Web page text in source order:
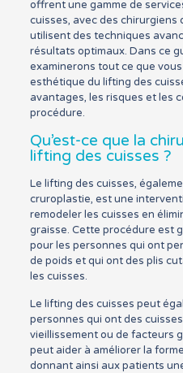
offrent une gamme de
cuisses, avec des
utilisent des techniques
résultats optimaux. Dans ce
examinerons tout ce que
esthétique du lifting des
avantages, les risques et les
procédure.
Qu’est-ce que la
lifting des cuisses ?
Le lifting des cuisses,
cruroplastie, est une
remodeler les cuisses en
graisse. Cette procédure est
pour les personnes qui ont
de poids et qui ont des plis
les cuisses.
Le lifting des cuisses peut
personnes qui ont des
vieillissement ou de facteurs
peut aider à améliorer la
donnant ainsi aux patients